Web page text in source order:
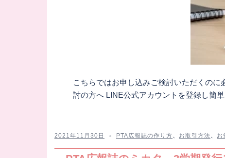
こちらではお申し込みご検討いただくの
討の方へ LINE公式アカウントを登録し簡
2021年11月30日 PTA広報誌の作り方、 お取引方法、 お